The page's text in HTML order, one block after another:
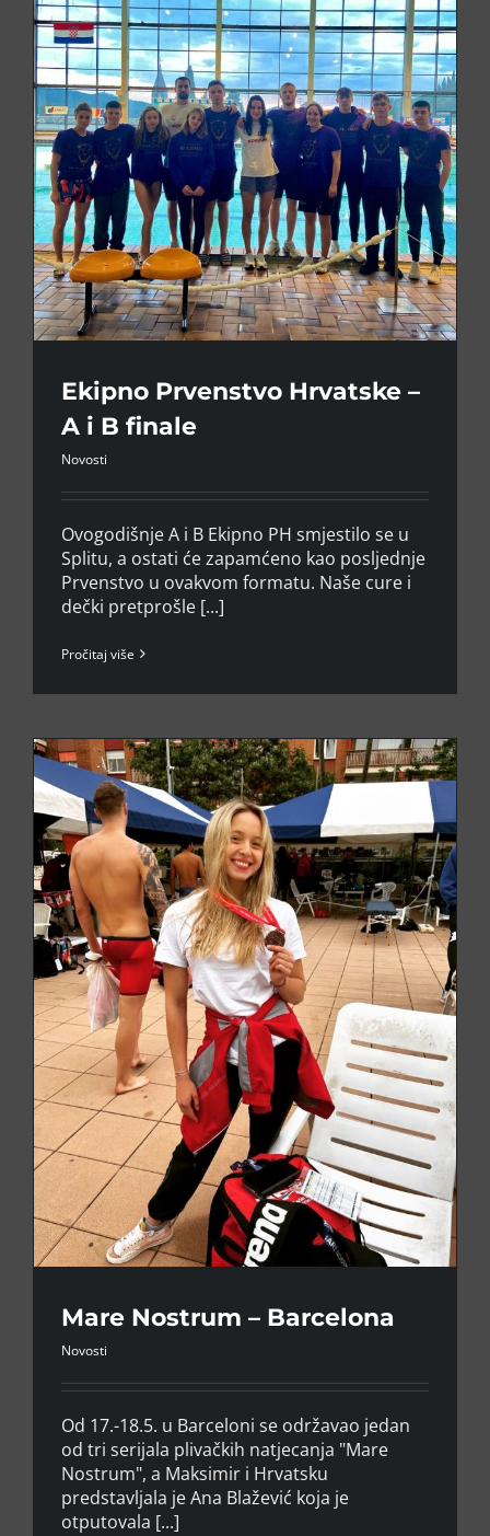
Ekipno Prvenstvo Hrvatske –
A i B finale
Novosti
Ovogodišnje A i B Ekipno PH smjestilo se u
Splitu, a ostati će zapamćeno kao posljednje
Prvenstvo u ovakvom formatu. Naše cure i
dečki pretprošle [...]
Pročitaj više
Mare Nostrum – Barcelona⁣ ⁣
Novosti
Od 17.-18.5. u Barceloni se održavao jedan
od tri serijala plivačkih natjecanja "Mare
Nostrum", a Maksimir i Hrvatsku
predstavljala je Ana Blažević koja je
otputovala [...]